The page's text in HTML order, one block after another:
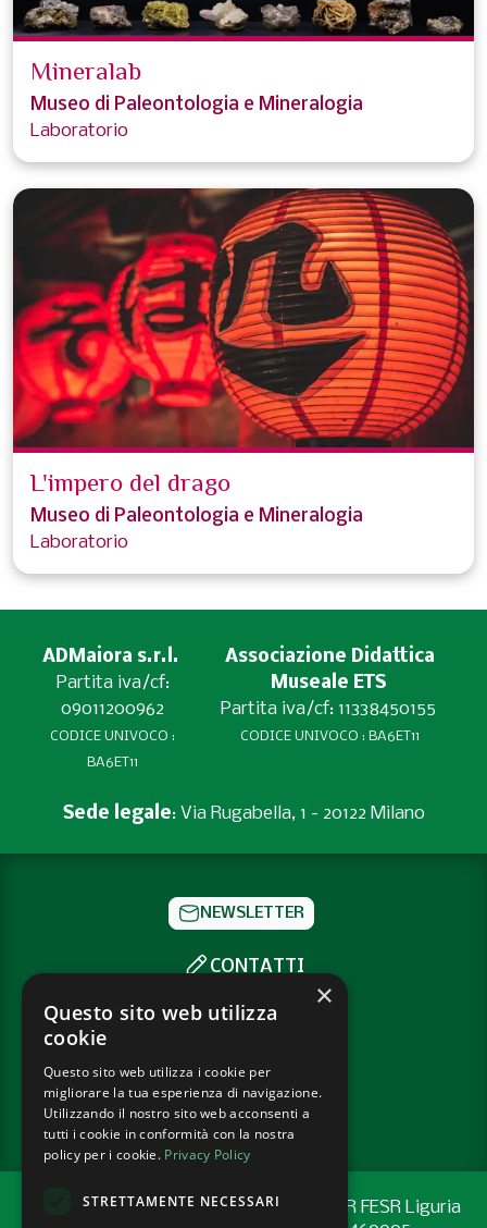
Mineralab
Museo di Paleontologia e Mineralogia
Laboratorio
L'impero del drago
Museo di Paleontologia e Mineralogia
Laboratorio
ADMaiora s.r.l.
Partita iva/cf:
09011200962
CODICE UNIVOCO :
BA6ET11
Associazione Didattica
Museale ETS
Partita iva/cf: 11338450155
CODICE UNIVOCO : BA6ET11
Sede legale: Via Rugabella, 1 - 20122 Milano
NEWSLETTER
CONTATTI
SOCIAL
PRIVACY POLICY
COOKIE POLICY
Progetto cofinanziato con risorse del PR FESR Liguria
×
Questo sito web utilizza
cookie
Questo sito web utilizza i cookie per
migliorare la tua esperienza di navigazione.
Utilizzando il nostro sito web acconsenti a
tutti i cookie in conformità con la nostra
policy per i cookie. Privacy Policy
STRETTAMENTE NECESSARI